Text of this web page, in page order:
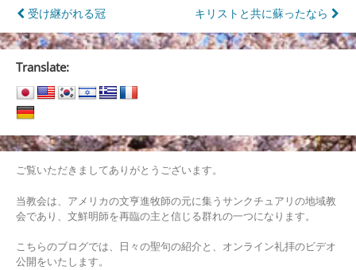
投
稿
ナ
ビ
ゲ
ー
シ
ョ
ン
受け継がれる冠 キリストと共に蘇ったなら
Translate:
ご覧いただきましてありがとうございます。
当教会は、アメリカの文亨進牧師の元に集うサンクチュアリの地域教
会であり、文鮮明師を再臨の主と信じる群れの一つになります。
こちらのブログでは、日々の聖句の紹介と、オンライン礼拝のビデオ
公開をいたします。